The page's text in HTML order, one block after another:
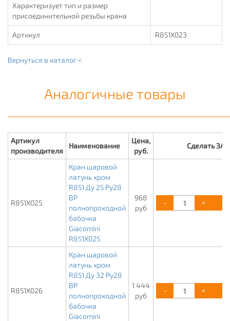
Характеризует тип и размер
присоединительной резьбы крана
Артикул R851X023
Вернуться в каталог <
Аналогичные товары
Артикул
производителя
Наименование
Цена,
руб.
Сделать
R851X025
Кран шаровой
латунь хром
R851 Ду 25 Ру28
ВР
полнопроходной
бабочка
Giacomini
R851X025
968
руб
- +
R851X026
Кран шаровой
латунь хром
R851 Ду 32 Ру28
ВР
полнопроходной
бабочка
Giacomini
1 444
руб
- +